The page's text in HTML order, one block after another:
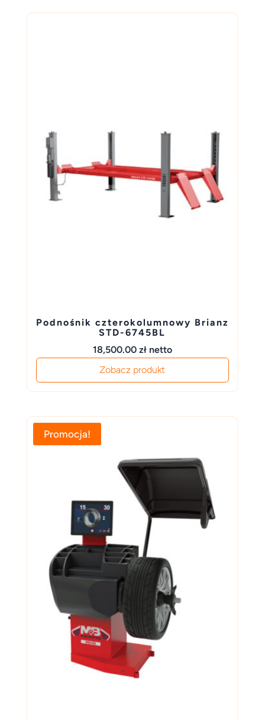
Podnośnik czterokolumnowy Brianz
STD-6745BL
18,500.00 zł netto
Zobacz produkt
Promocja!